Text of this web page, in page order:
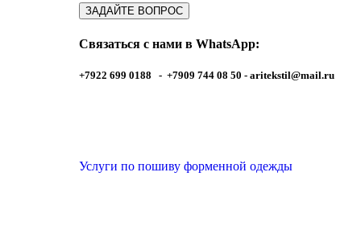
Связаться с нами в WhatsApp:
+7922 699 0188 - +7909 744 08 50 - aritekstil@mail.ru
Услуги по пошиву форменной одежды